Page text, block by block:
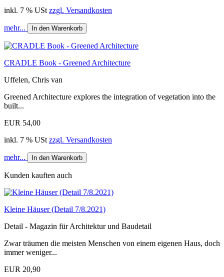
inkl. 7 % USt zzgl. Versandkosten
mehr... In den Warenkorb
CRADLE Book - Greened Architecture
Uffelen, Chris van
Greened Architecture explores the integration of vegetation into the
built...
EUR 54,00
inkl. 7 % USt zzgl. Versandkosten
mehr... In den Warenkorb
Kunden kauften auch
Kleine Häuser (Detail 7/8.2021)
Detail - Magazin für Architektur und Baudetail
Zwar träumen die meisten Menschen von einem eigenen Haus, doch
immer weniger...
EUR 20,90